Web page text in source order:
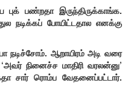
புக் பண்றதா இருந்திருக்காங்க.
நடிக்கப் போயிட்டதால எனக்கு
நடிச்சோம். ஆறாயிரம் அடி வரை
நினைச்ச மாதிரி வரலன்னு’
சார் ரொம்ப வேதனைப்பட்டார்.